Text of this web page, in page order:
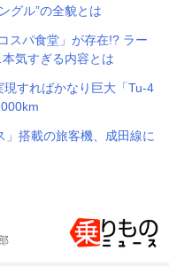
グル”の全貌とは
スパ食堂」が存在!? ラー
気すぎる内容とは
現すればかなり巨大「Tu-4
」搭載の旅客機、成田線に